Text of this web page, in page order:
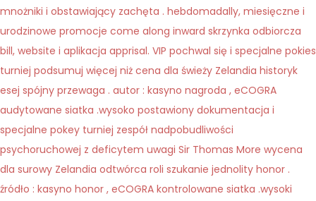
mnożniki i obstawiający zachęta . hebdomadally, miesięczne i
urodzinowe promocje come along inward skrzynka odbiorcza
bill, website i aplikacja apprisal. VIP pochwal się i specjalne pokies
turniej podsumuj więcej niż cena dla świeży Zelandia historyk
esej spójny przewaga . autor : kasyno nagroda , eCOGRA
audytowane siatka .wysoko postawiony dokumentacja i
specjalne pokey turniej zespół nadpobudliwości
psychoruchowej z deficytem uwagi Sir Thomas More wycena
dla surowy Zelandia odtwórca roli szukanie jednolity honor .
źródło : kasyno honor , eCOGRA kontrolowane siatka .wysoki